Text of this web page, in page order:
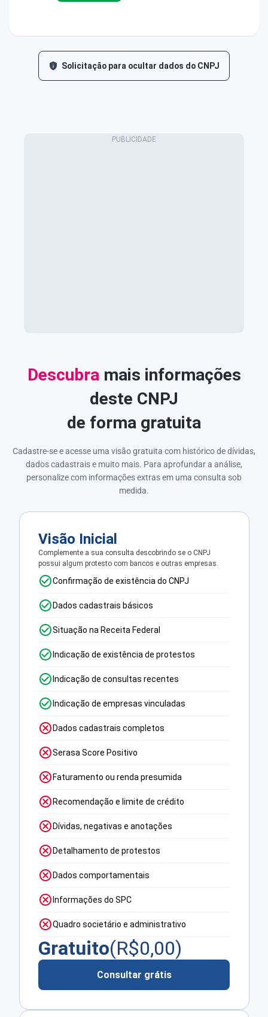
Solicitação para ocultar dados do CNPJ
Descubra mais informações
deste CNPJ
de forma gratuita
Cadastre-se e acesse uma visão gratuita com histórico de dívidas,
dados cadastrais e muito mais. Para aprofundar a análise,
personalize com informações extras em uma consulta sob
medida.
Visão Inicial
Complemente a sua consulta descobrindo se o CNPJ
possui algum protesto com bancos e outras empresas.
Confirmação de existência do CNPJ
Dados cadastrais básicos
Situação na Receita Federal
Indicação de existência de protestos
Indicação de consultas recentes
Indicação de empresas vinculadas
Dados cadastrais completos
Serasa Score Positivo
Faturamento ou renda presumida
Recomendação e limite de crédito
Dívidas, negativas e anotações
Detalhamento de protestos
Dados comportamentais
Informações do SPC
Quadro societário e administrativo
Gratuito(R$0,00)
Consultar grátis